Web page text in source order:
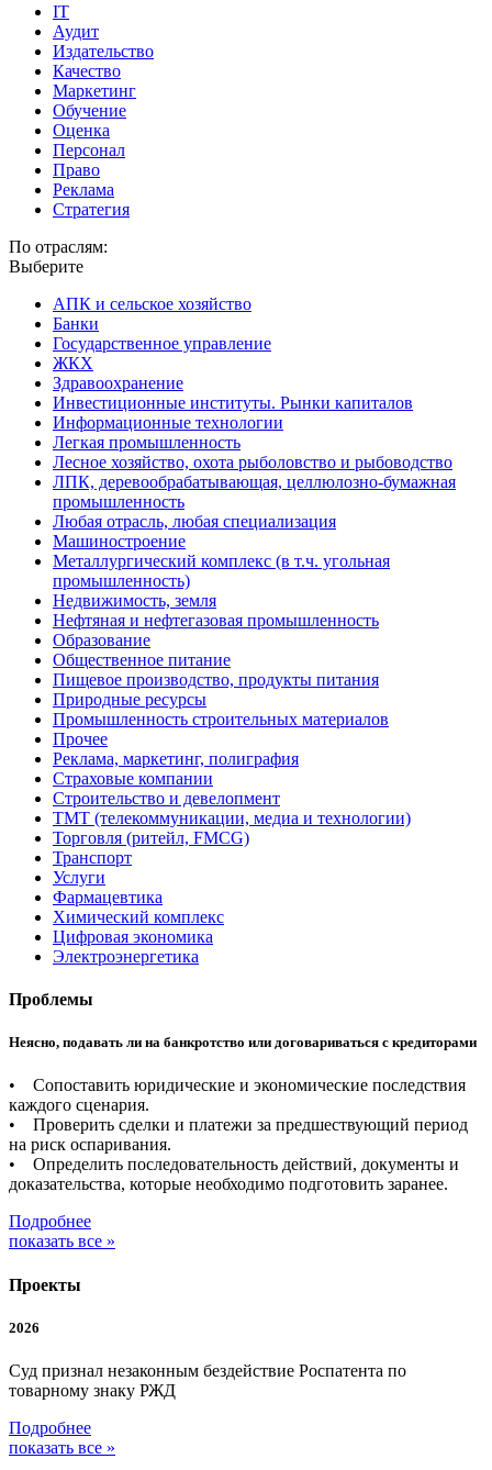
IT
Аудит
Издательство
Качество
Маркетинг
Обучение
Оценка
Персонал
Право
Реклама
Стратегия
По отраслям:
Выберите
АПК и сельское хозяйство
Банки
Государственное управление
ЖКХ
Здравоохранение
Инвестиционные институты. Рынки капиталов
Информационные технологии
Легкая промышленность
Лесное хозяйство, охота рыболовство и рыбоводство
ЛПК, деревообрабатывающая, целлюлозно-бумажная
промышленность
Любая отрасль, любая специализация
Машиностроение
Металлургический комплекс (в т.ч. угольная
промышленность)
Недвижимость, земля
Нефтяная и нефтегазовая промышленность
Образование
Общественное питание
Пищевое производство, продукты питания
Природные ресурсы
Промышленность строительных материалов
Прочее
Реклама, маркетинг, полиграфия
Страховые компании
Строительство и девелопмент
ТМТ (телекоммуникации, медиа и технологии)
Торговля (ритейл, FMCG)
Транспорт
Услуги
Фармацевтика
Химический комплекс
Цифровая экономика
Электроэнергетика
Проблемы
Неясно, подавать ли на банкротство или договариваться с кредиторами
• Сопоставить юридические и экономические последствия
каждого сценария.
• Проверить сделки и платежи за предшествующий период
на риск оспаривания.
• Определить последовательность действий, документы и
доказательства, которые необходимо подготовить заранее.
Подробнее
показать все »
Проекты
2026
Суд признал незаконным бездействие Роспатента по
товарному знаку РЖД
Подробнее
показать все »